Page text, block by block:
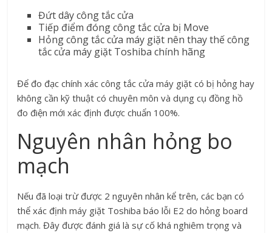
Đứt dây công tắc cửa
Tiếp điểm đóng công tắc cửa bị Move
Hỏng công tắc cửa máy giặt nên thay thế công
tắc cửa máy giặt Toshiba chính hãng
Để đo đạc chính xác công tắc cửa máy giặt có bị hỏng hay
không cần kỹ thuật có chuyên môn và dụng cụ đồng hồ
đo điện mới xác định được chuẩn 100%.
Nguyên nhân hỏng bo
mạch
Nếu đã loại trừ được 2 nguyên nhân kể trên, các bạn có
thể xác định máy giặt Toshiba báo lỗi E2 do hỏng board
mạch. Đây được đánh giá là sự cố khá nghiêm trọng và